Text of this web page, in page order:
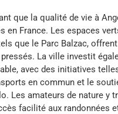
que la qualité de vie à
en France. Les espaces
que le Parc Balzac,
La ville investit
avec des initiatives
en commun et le
Les amateurs de nature y
facilité aux randonnées